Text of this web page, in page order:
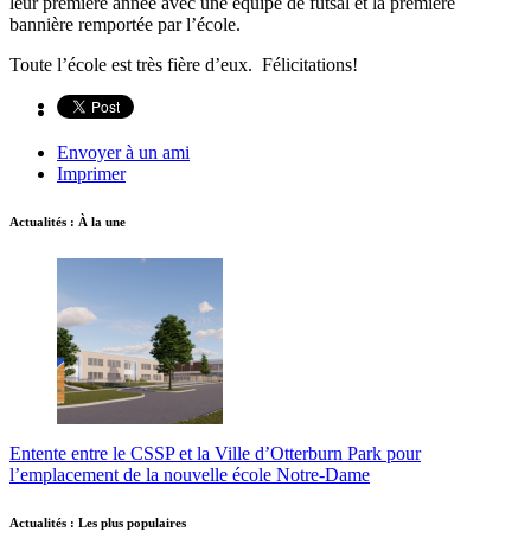
bannière remportée par l’école.
Toute l’école est très fière d’eux. Félicitations!
Envoyer à un ami
Imprimer
Actualités : À la une
Entente entre le CSSP et la Ville d’Otterburn Park pour
l’emplacement de la nouvelle école Notre-Dame
Actualités : Les plus populaires